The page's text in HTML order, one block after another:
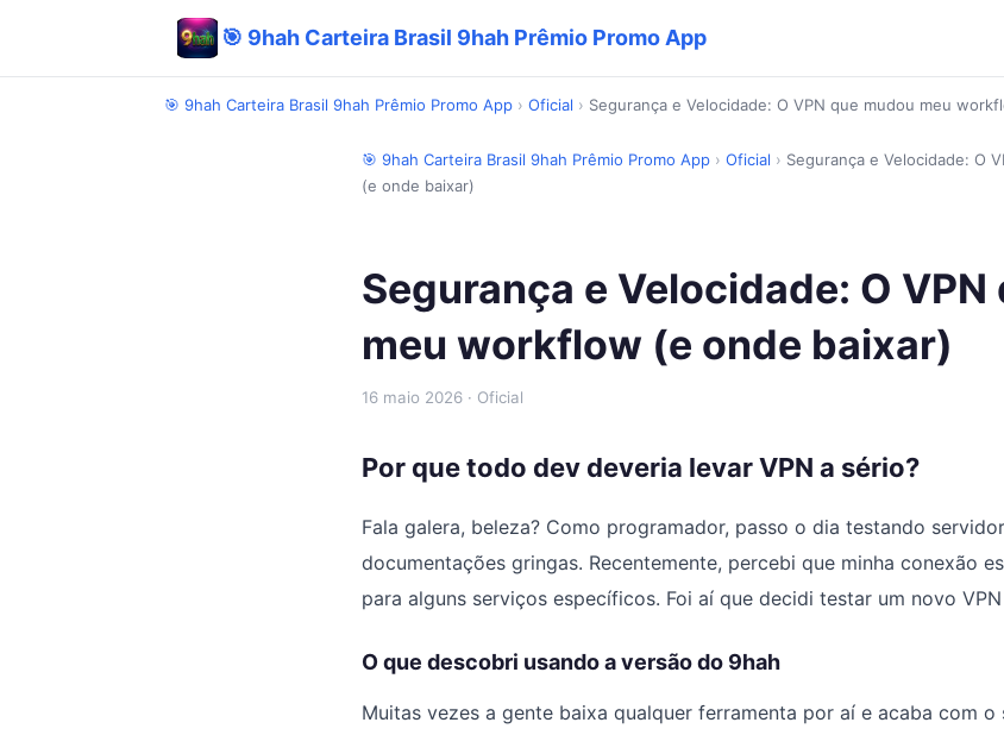
🎯 9hah Carteira Brasil 9hah Prêmio Promo App
🎯 9hah Carteira Brasil 9hah Prêmio Promo App › Oficial › Segurança e Velocidade: O VPN que mudou meu
🎯 9hah Carteira Brasil 9hah Prêmio Promo App › Oficial › Segurança e Velocidade: O
(e onde baixar)
Segurança e Velocidade: O VPN
meu workflow (e onde baixar)
16 maio 2026 · Oficial
Por que todo dev deveria levar VPN a sério?
Fala galera, beleza? Como programador, passo o dia testando
documentações gringas. Recentemente, percebi que minha conexão
para alguns serviços específicos. Foi aí que decidi testar um novo
O que descobri usando a versão do 9hah
Muitas vezes a gente baixa qualquer ferramenta por aí e acaba com o